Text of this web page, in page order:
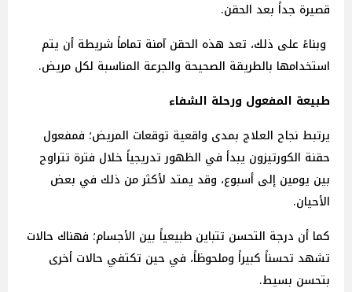
قصيرة جداً بعد الحقن.
وبناءً على ذلك، تعد هذه الحقن آمنة تماماً شريطة أن يتم
استخدامها بالطريقة الصحيحة والجرعة المناسبة لكل مريض.
طبيعة المفعول ورحلة الشفاء
يرتبط نجاح العلاج بمدى واقعية توقعات المريض؛ فمفعول
حقنة الكورتيزون يبدأ في الظهور تدريجياً خلال فترة تتراوح
بين يومين إلى أسبوع، وقد يمتد لأكثر من ذلك في بعض
الأحيان.
كما أن درجة التحسن تتباين طبيعياً بين الأجسام؛ فهناك حالات
تشهد تحسناً كبيراً وملحوظاً، في حين تكتفي حالات أخرى
بتحسن بسيط.